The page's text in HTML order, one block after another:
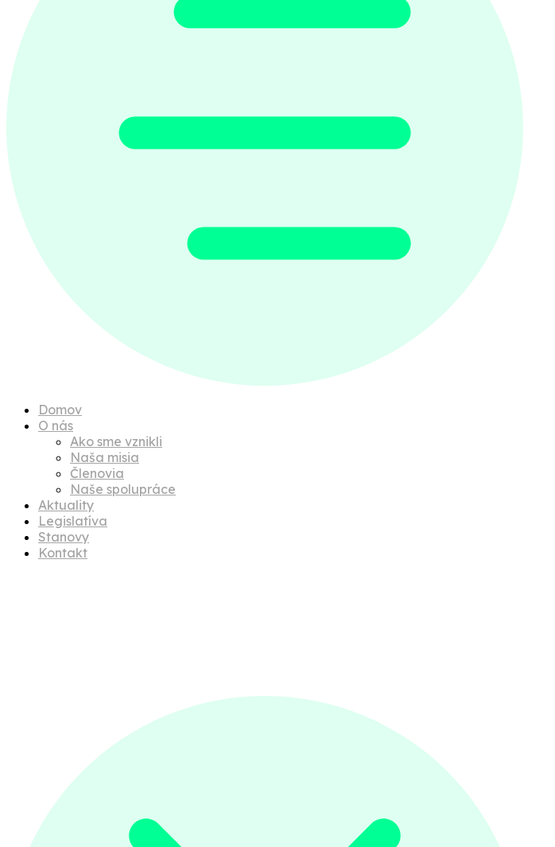
Domov
O nás
Ako sme vznikli
Naša misia
Členovia
Naše spolupráce
Aktuality
Legislatíva
Stanovy
Kontakt